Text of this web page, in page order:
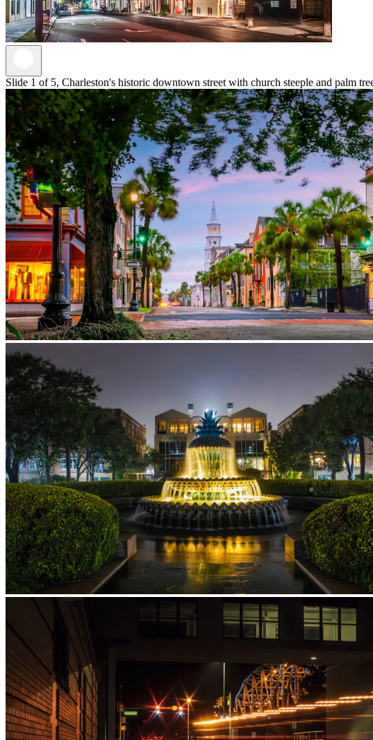
Slide 1 of 5, Charleston's historic downtown street with church steeple and palm